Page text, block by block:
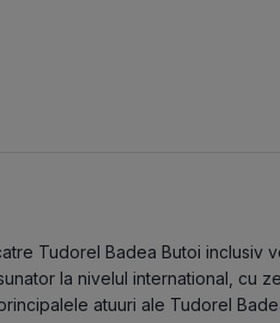
Tudorel Badea Butoi inclusiv
la nivelul international, cu
atuuri ale Tudorel